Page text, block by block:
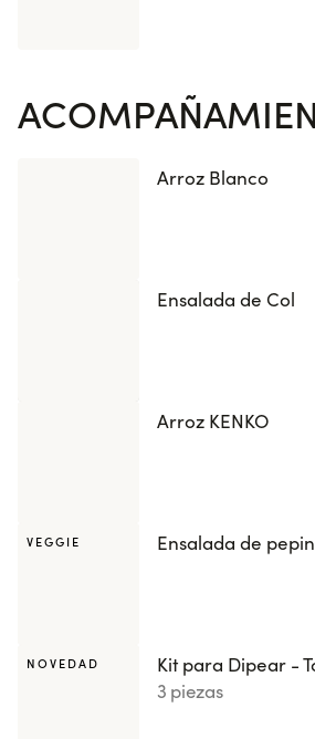
Arroz Blanco
Ensalada de Col
Arroz KENKO
VEGGIE Ensalada de
NOVEDAD
Kit para Dipear -
3 piezas